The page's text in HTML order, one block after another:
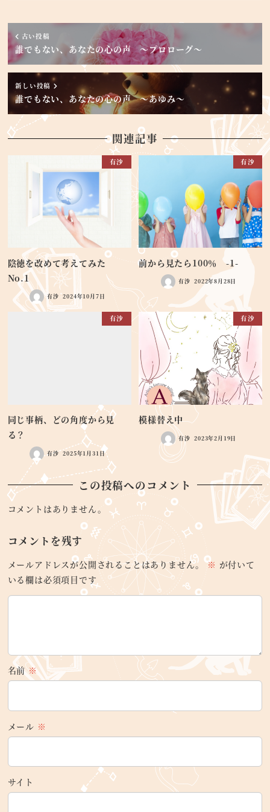
古い投稿
誰でもない、あなたの心の声 ～プロローグ～
新しい投稿
誰でもない、あなたの心の声 ～あゆみ～
関連記事
有沙
陰徳を改めて考えてみた
No.1
有沙 2024年10月7日
有沙
前から見たら100％ -1-
有沙 2022年8月28日
有沙
同じ事柄、どの角度から見
る？
有沙 2025年1月31日
有沙
模様替え中
有沙 2023年2月19日
この投稿へのコメント
コメントはありません。
コメントを残す
メールアドレスが公開されることはありません。 ※ が付いて
いる欄は必須項目です
名前※
メール ※
サイト